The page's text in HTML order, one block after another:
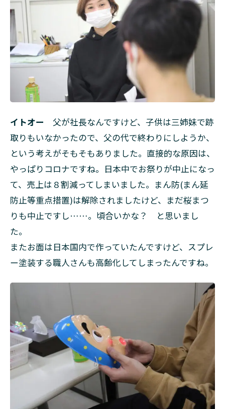
イトオー 父が社長なんですけど、子供は三姉妹で跡
取りもいなかったので、父の代で終わりにしようか、
という考えがそもそもありました。直接的な原因は、
やっぱりコロナですね。日本中でお祭りが中止になっ
て、売上は８割減ってしまいました。まん防(まん延
防止等重点措置)は解除されましたけど、まだ桜まつ
りも中止ですし……。頃合いかな？ と思いまし
た。
またお面は日本国内で作っていたんですけど、スプレ
ー塗装する職人さんも高齢化してしまったんですね。